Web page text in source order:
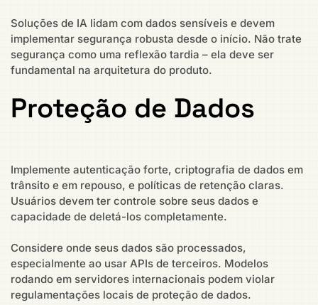
Soluções de IA lidam com dados sensíveis e devem
implementar segurança robusta desde o início. Não trate
segurança como uma reflexão tardia – ela deve ser
fundamental na arquitetura do produto.
Proteção de Dados
Implemente autenticação forte, criptografia de dados em
trânsito e em repouso, e políticas de retenção claras.
Usuários devem ter controle sobre seus dados e
capacidade de deletá-los completamente.
Considere onde seus dados são processados,
especialmente ao usar APIs de terceiros. Modelos
rodando em servidores internacionais podem violar
regulamentações locais de proteção de dados.